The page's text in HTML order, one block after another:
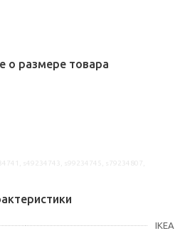
о размере товара
IKEA